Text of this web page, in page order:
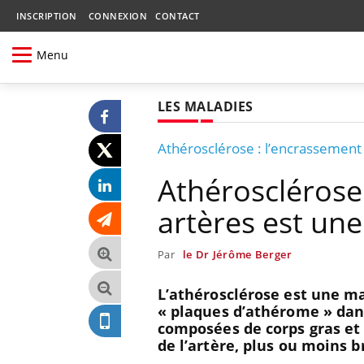
INSCRIPTION CONNEXION CONTACT
Menu
LES MALADIES
Athérosclérose :
artères est
Par le Dr Jérôme Berger
L’athérosclérose est une
« plaques d’athérome »
composées de corps gras
de l’artère, plus ou moins